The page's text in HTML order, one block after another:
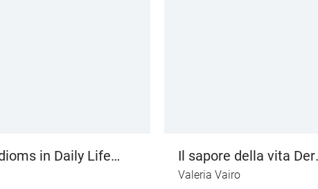
in Daily Life
Redewendungen im
Il sapore della vita Der
Geschmack des Lebens
Valeria Vairo